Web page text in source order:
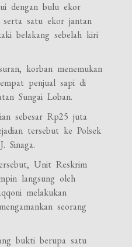
dengan bulu ekor
satu ekor jantan
belakang sebelah kiri
korban menemukan
penjual sapi di
Sungai Loban.
sebesar Rp25 juta
tersebut ke Polsek
Sinaga.
Unit Reskrim
langsung oleh
melakukan
seorang
bukti berupa satu